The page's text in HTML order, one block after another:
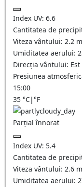
Index UV: 6.6
Cantitatea de
Viteza vântului: 2.2
Umiditatea aerului:
Direcția vântului: Est
Presiunea
15:00
35 °C|°F
Parțial înnorat
Index UV: 5.4
Cantitatea de
Viteza vântului: 2.6
Umiditatea aerului: